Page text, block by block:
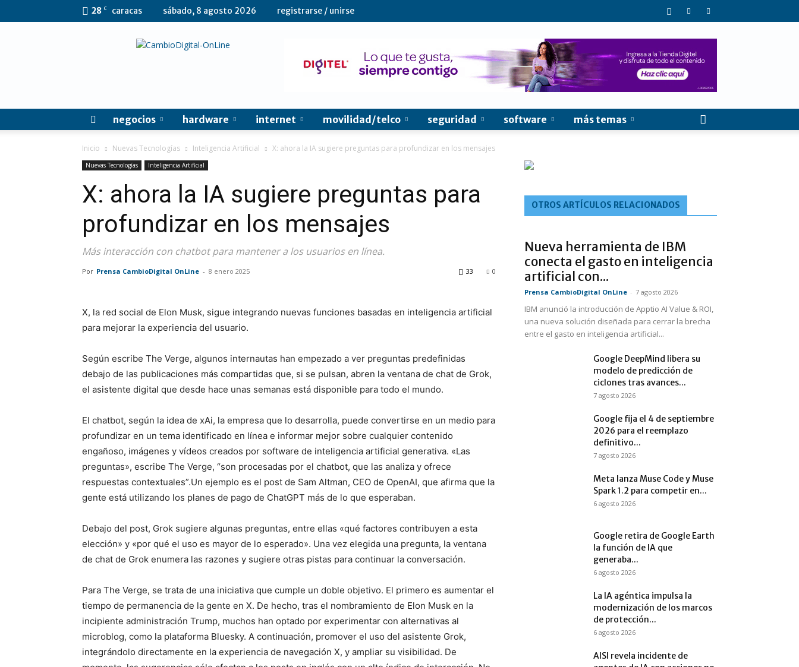
28 C caracas sábado, 8 agosto 2026 registrarse / unirse
CambioDigital
negocios hardware internet movilidad/telco seguridad software más temas
Inicio Nuevas Tecnologías Inteligencia Artificial X: ahora la IA sugiere preguntas para profundizar en los mensajes
Nuevas Tecnologías Inteligencia Artificial
X: ahora la IA sugiere preguntas para
profundizar en los mensajes
Más interacción con chatbot para mantener a los usuarios en línea.
Por Prensa CambioDigital OnLine - 8 enero 2025 0
33
X, la red social de Elon Musk, sigue integrando nuevas funciones basadas en inteligencia artificial
para mejorar la experiencia del usuario.
Según escribe The Verge, algunos internautas han empezado a ver preguntas predefinidas
debajo de las publicaciones más compartidas que, si se pulsan, abren la ventana de chat de Grok,
el asistente digital que desde hace unas semanas está disponible para todo el mundo.
El chatbot, según la idea de xAi, la empresa que lo desarrolla, puede convertirse en un medio para
profundizar en un tema identificado en línea e informar mejor sobre cualquier contenido
engañoso, imágenes y vídeos creados por software de inteligencia artificial generativa. «Las
preguntas», escribe The Verge, “son procesadas por el chatbot, que las analiza y ofrece
respuestas contextuales”.Un ejemplo es el post de Sam Altman, CEO de OpenAI, que afirma que la
gente está utilizando los planes de pago de ChatGPT más de lo que esperaban.
Debajo del post, Grok sugiere algunas preguntas, entre ellas «qué factores contribuyen a esta
elección» y «por qué el uso es mayor de lo esperado». Una vez elegida una pregunta, la ventana
de chat de Grok enumera las razones y sugiere otras pistas para continuar la conversación.
Para The Verge, se trata de una iniciativa que cumple un doble objetivo. El primero es aumentar el
tiempo de permanencia de la gente en X. De hecho, tras el nombramiento de Elon Musk en la
incipiente administración Trump, muchos han optado por experimentar con alternativas al
microblog, como la plataforma Bluesky. A continuación, promover el uso del asistente Grok,
integrándolo directamente en la experiencia de navegación X, y ampliar su visibilidad. De
OTROS ARTÍCULOS RELACIONADOS
Nueva herramienta de IBM
conecta el gasto en inteligencia
artificial con...
Prensa CambioDigital OnLine - 7 agosto 2026
IBM anunció la introducción de Apptio AI Value & ROI,
una nueva solución diseñada para cerrar la brecha
entre el gasto en inteligencia artificial...
Google DeepMind libera su
modelo de predicción de
ciclones tras avances...
7 agosto 2026
Google fija el 4 de septiembre
2026 para el reemplazo
definitivo...
7 agosto 2026
Meta lanza Muse Code y Muse
Spark 1.2 para competir en...
6 agosto 2026
Google retira de Google Earth
la función de IA que
generaba...
6 agosto 2026
La IA agéntica impulsa la
modernización de los marcos
de protección...
6 agosto 2026
AISI revela incidente de